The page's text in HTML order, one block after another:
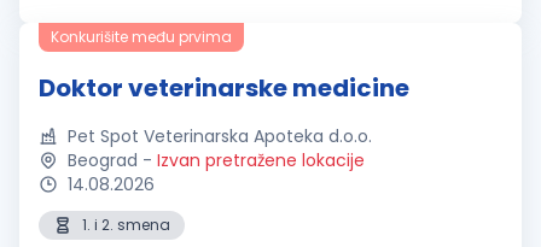
veterinarskojapoteci u sklopu...
Konkurišite među prvima
Doktor veterinarske medicine
Pet Spot Veterinarska Apoteka d.o.o.
Beograd - Izvan pretražene lokacije
14.08.2026
1. i 2. smena